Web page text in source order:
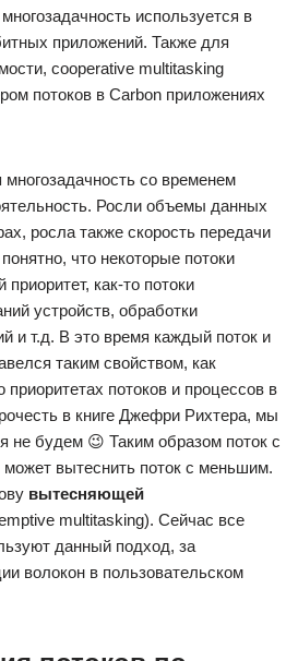
используется в
приложений. Также для
cooperative multitasking
потоков в Carbon приложениях
со временем
Росли объемы данных
росла также скорость передачи
что некоторые потоки
как-то потоки
устройств, обработки
и т.д. В это время каждый поток и
таким свойством, как
приоритетах потоков и процессов в
в книге Джефри Рихтера, мы
не будем 😉 Таким образом поток с
вытеснить поток с меньшим.
вытесняющей
multitasking). Сейчас все
данный подход, за
волокон в пользовательском